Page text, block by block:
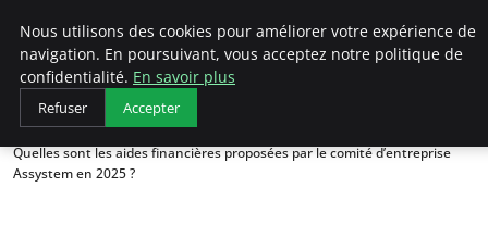
LECFCM
Accueil
Entreprise & Entrepreneuriat
Quelles sont les aides financières proposées par le comité d’entreprise
Assystem en 2025 ?
Nous utilisons des cookies pour améliorer votre expérience de
navigation. En poursuivant, vous acceptez notre politique de
confidentialité. En savoir plus
Refuser Accepter